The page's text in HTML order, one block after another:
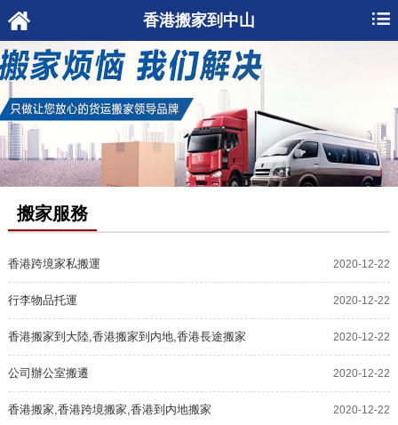
香港搬家到中山
搬家服務
香港跨境家私搬運 2020-12-22
行李物品托運 2020-12-22
香港搬家到大陸,香港搬家到内地,香港長途搬家 2020-12-22
公司辦公室搬遷 2020-12-22
香港搬家,香港跨境搬家,香港到内地搬家 2020-12-22